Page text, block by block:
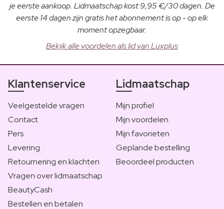
je eerste aankoop. Lidmaatschap kost 9,95 €/30 dagen. De
eerste 14 dagen zijn gratis het abonnement is op - op elk
moment opzegbaar.
Bekijk alle voordelen als lid van Luxplus
Klantenservice
Veelgestelde vragen
Contact
Pers
Levering
Retournering en klachten
Vragen over lidmaatschap
BeautyCash
Bestellen en betalen
Lidmaatschap
Mijn profiel
Mijn voordelen
Mijn favorieten
Geplande bestelling
Beoordeel producten